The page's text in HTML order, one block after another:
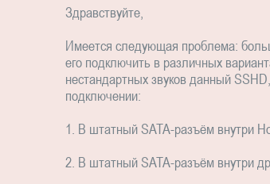
Здравствуйте,
Имеется следующая проблема:
его подключить в различных
нестандартных звуков данный
подключении:
1. В штатный SATA-разъём внутри
2. В штатный SATA-разъём внутри